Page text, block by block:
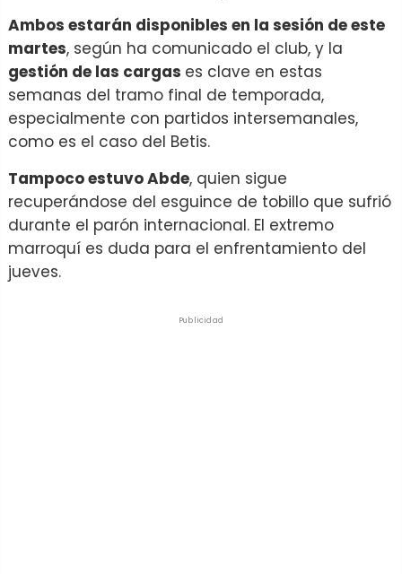
Ambos estarán disponibles en la sesión de este
martes, según ha comunicado el club, y la
gestión de las cargas es clave en estas
semanas del tramo final de temporada,
especialmente con partidos intersemanales,
como es el caso del Betis.
Tampoco estuvo Abde, quien sigue
recuperándose del esguince de tobillo que sufrió
durante el parón internacional. El extremo
marroquí es duda para el enfrentamiento del
jueves.
Publicidad